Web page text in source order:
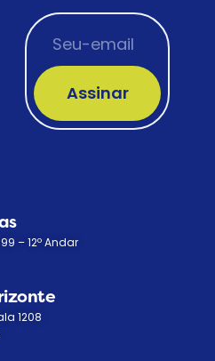
Assinar
– 12º Andar
1208